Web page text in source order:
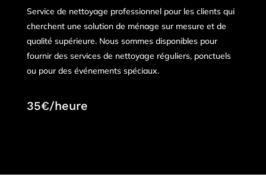
Service de nettoyage professionnel pour les clients qui
cherchent une solution de ménage sur mesure et de
qualité supérieure. Nous sommes disponibles pour
fournir des services de nettoyage réguliers, ponctuels
ou pour des événements spéciaux.
35€/heure